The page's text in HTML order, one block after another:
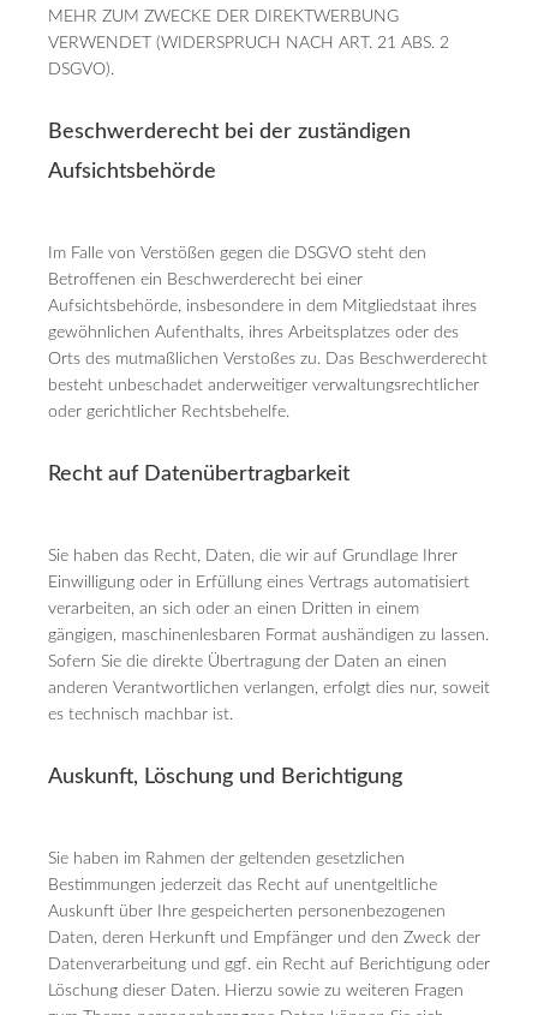
MEHR ZUM ZWECKE DER DIREKTWERBUNG
VERWENDET (WIDERSPRUCH NACH ART. 21 ABS. 2
DSGVO).
Beschwerde­recht bei der zuständigen
Aufsichts­behörde
Im Falle von Verstößen gegen die DSGVO steht den
Betroffenen ein Beschwerderecht bei einer
Aufsichtsbehörde, insbesondere in dem Mitgliedstaat ihres
gewöhnlichen Aufenthalts, ihres Arbeitsplatzes oder des
Orts des mutmaßlichen Verstoßes zu. Das Beschwerderecht
besteht unbeschadet anderweitiger verwaltungsrechtlicher
oder gerichtlicher Rechtsbehelfe.
Recht auf Daten­übertrag­barkeit
Sie haben das Recht, Daten, die wir auf Grundlage Ihrer
Einwilligung oder in Erfüllung eines Vertrags automatisiert
verarbeiten, an sich oder an einen Dritten in einem
gängigen, maschinenlesbaren Format aushändigen zu lassen.
Sofern Sie die direkte Übertragung der Daten an einen
anderen Verantwortlichen verlangen, erfolgt dies nur, soweit
es technisch machbar ist.
Auskunft, Löschung und Berichtigung
Sie haben im Rahmen der geltenden gesetzlichen
Bestimmungen jederzeit das Recht auf unentgeltliche
Auskunft über Ihre gespeicherten personenbezogenen
Daten, deren Herkunft und Empfänger und den Zweck der
Datenverarbeitung und ggf. ein Recht auf Berichtigung oder
Löschung dieser Daten. Hierzu sowie zu weiteren Fragen